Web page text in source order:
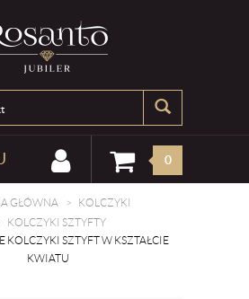
0
GŁÓWNA
KOLCZYKI
KOLCZYKI SZTYFTY
KOLCZYKI SZTYFT W KSZTAŁCIE
KWIATU